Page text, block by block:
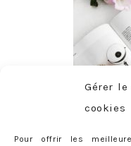
Gérer le
cookies
Pour offrir les